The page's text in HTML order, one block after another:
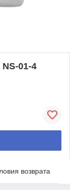
01-4
возврата